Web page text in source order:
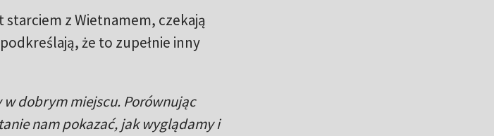
z Wietnamem, czekają
że to zupełnie inny
w dobrym miejscu. Porównując
nam pokazać, jak wyglądamy i